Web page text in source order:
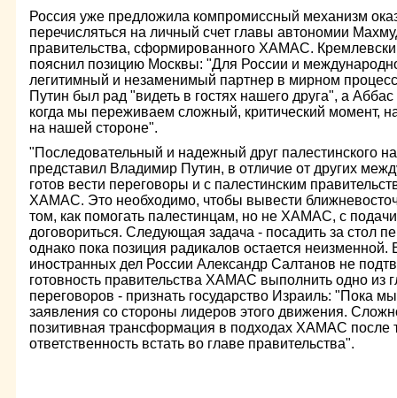
Россия уже предложила компромиссный механизм
перечисляться на личный счет главы автономии
правительства, сформированного ХАМАС.
пояснил позицию Москвы: "Для России и
легитимный и незаменимый партнер в мирном
Путин был рад "видеть в гостях нашего друга", а Аббас
когда мы переживаем сложный, критический момент,
на нашей стороне".
"Последовательный и надежный друг палестинского
представил Владимир Путин, в отличие от других
готов вести переговоры и с палестинским
ХАМАС. Это необходимо, чтобы вывести
том, как помогать палестинцам, но не ХАМАС, с подачи
договориться. Следующая задача - посадить за стол
однако пока позиция радикалов остается неизменной.
иностранных дел России Александр Салтанов не
готовность правительства ХАМАС выполнить одно из
переговоров - признать государство Израиль: "Пока
заявления со стороны лидеров этого движения.
позитивная трансформация в подходах ХАМАС после
ответственность встать во главе правительства".